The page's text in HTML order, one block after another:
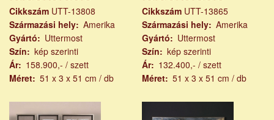
Cikkszám UTT-13808
Származási hely Amerika
Gyártó
Uttermost
Szín
kép szerinti
Ár
158.900,- / szett
Méret 51 x 3 x 51 cm / db
Cikkszám UTT-13865
Származási hely
Amerika
Gyártó
Uttermost
Szín
kép szerinti
Ár
132.400,- / szett
Méret
51 x 3 x 51 cm / db